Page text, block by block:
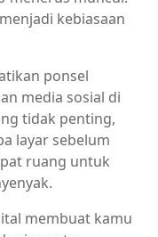
kebiasaan
ponsel
media sosial di
tidak penting,
layar sebelum
ruang untuk
membuat kamu